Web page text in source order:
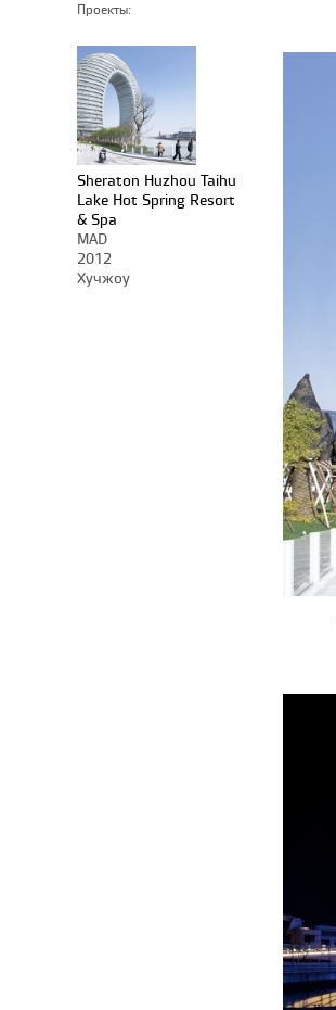
Проекты:
Sheraton Huzhou Taihu
Lake Hot Spring Resort
& Spa
MAD
2012
Хучжоу